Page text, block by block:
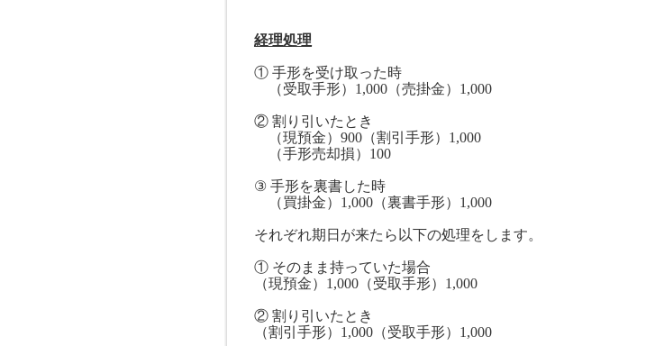
経理処理
① 手形を受け取った時
（受取手形） 1,000 （売掛金） 1,000
② 割り引いたとき
（現預金） 900 （割引手形） 1,000
（手形売却損） 100
③ 手形を裏書した時
（買掛金） 1,000 （裏書手形） 1,000
それぞれ期日が来たら以下の処理をします。
① そのまま持っていた場合
（現預金） 1,000 （受取手形） 1,000
② 割り引いたとき
（割引手形） 1,000 （受取手形） 1,000